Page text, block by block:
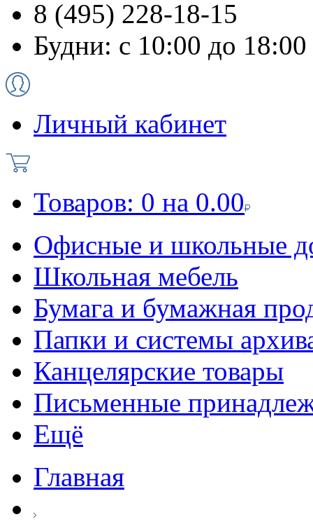
8 (495) 228-18-15
Будни: с 10:00 до 18:00
Личный кабинет
Товаров: 0 на 0.00
Офисные и школьные
Школьная мебель
Бумага и бумажная
Папки и системы
Канцелярские товары
Письменные
Ещё
Главная